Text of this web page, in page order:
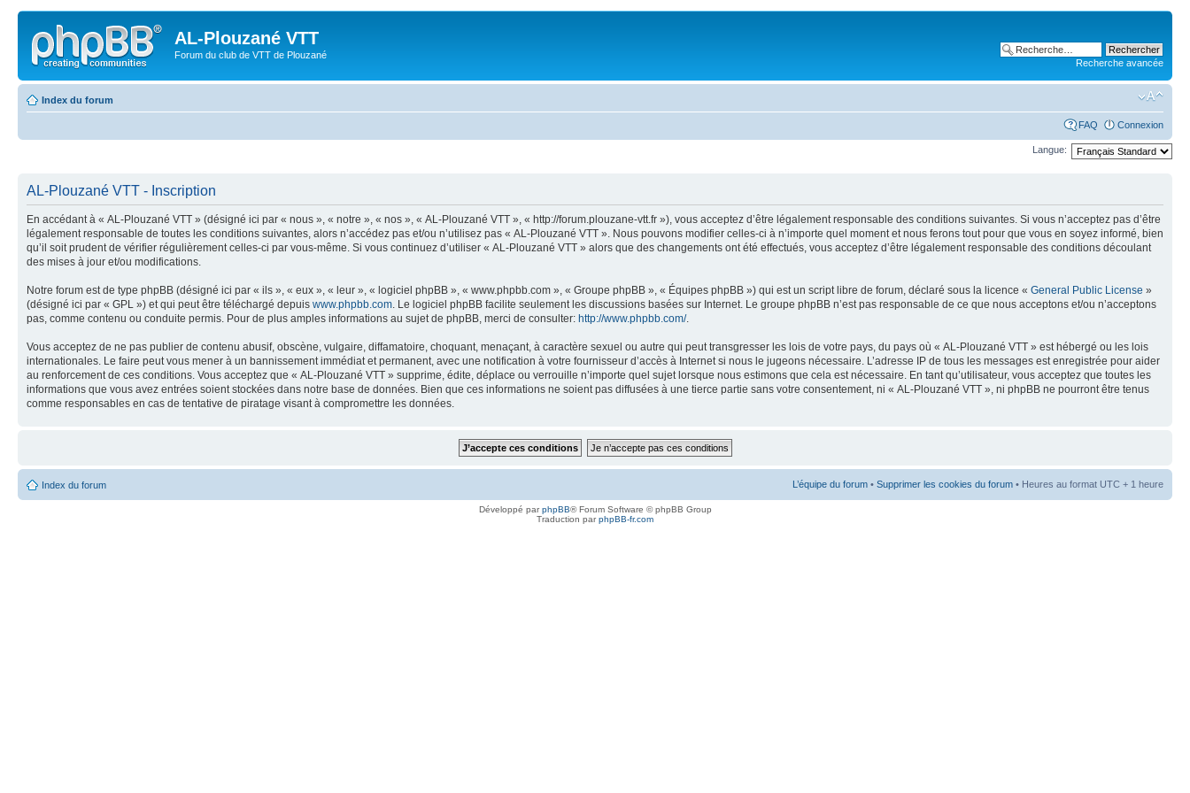
AL-Plouzané VTT
Forum du club de VTT de Plouzané
Recherche avancée
Index du forum
FAQ Connexion
Langue:
AL-Plouzané VTT - Inscription
En accédant à « AL-Plouzané VTT » (désigné ici par « nous », « notre », « nos », « AL-Plouzané VTT », « http://forum.plouzane-vtt.fr »), vous acceptez d’être légalement responsable des conditions suivantes. Si vous n’acceptez pas d’être
légalement responsable de toutes les conditions suivantes, alors n’accédez pas et/ou n’utilisez pas « AL-Plouzané VTT ». Nous pouvons modifier celles-ci à n’importe quel moment et nous ferons tout pour que vous en soyez informé, bien
qu’il soit prudent de vérifier régulièrement celles-ci par vous-même. Si vous continuez d’utiliser « AL-Plouzané VTT » alors que des changements ont été effectués, vous acceptez d’être légalement responsable des conditions découlant
des mises à jour et/ou modifications.
Notre forum est de type phpBB (désigné ici par « ils », « eux », « leur », « logiciel phpBB », « www.phpbb.com », « Groupe phpBB », « Équipes phpBB ») qui est un script libre de forum, déclaré sous la licence « General Public License »
(désigné ici par « GPL ») et qui peut être téléchargé depuis www.phpbb.com. Le logiciel phpBB facilite seulement les discussions basées sur Internet. Le groupe phpBB n’est pas responsable de ce que nous acceptons et/ou n’acceptons
pas, comme contenu ou conduite permis. Pour de plus amples informations au sujet de phpBB, merci de consulter: http://www.phpbb.com/.
Vous acceptez de ne pas publier de contenu abusif, obscène, vulgaire, diffamatoire, choquant, menaçant, à caractère sexuel ou autre qui peut transgresser les lois de votre pays, du pays où « AL-Plouzané VTT » est hébergé ou les lois
internationales. Le faire peut vous mener à un bannissement immédiat et permanent, avec une notification à votre fournisseur d’accès à Internet si nous le jugeons nécessaire. L’adresse IP de tous les messages est enregistrée pour aider
au renforcement de ces conditions. Vous acceptez que « AL-Plouzané VTT » supprime, édite, déplace ou verrouille n’importe quel sujet lorsque nous estimons que cela est nécessaire. En tant qu’utilisateur, vous acceptez que toutes les
informations que vous avez entrées soient stockées dans notre base de données. Bien que ces informations ne soient pas diffusées à une tierce partie sans votre consentement, ni « AL-Plouzané VTT », ni phpBB ne pourront être tenus
comme responsables en cas de tentative de piratage visant à compromettre les données.
Index du forum L’équipe du forum • Supprimer les cookies du forum • Heures au format UTC + 1 heure
Développé parphpBB® Forum Software © phpBB Group
Traduction parphpBB-fr.com